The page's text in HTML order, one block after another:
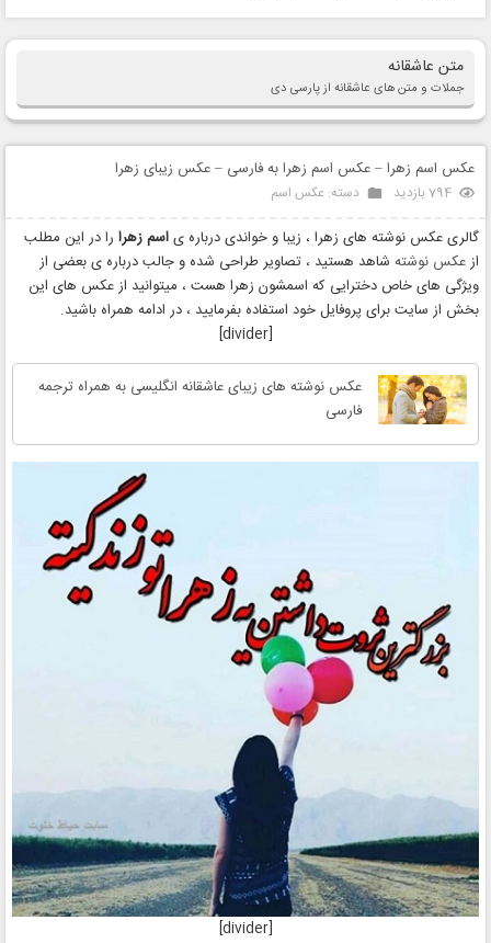
متن عاشقانه
جملات و متن های عاشقانه از پارسی دی
عکس اسم زهرا – عکس اسم زهرا به فارسی – عکس زیبای زهرا
794 بازدید دسته: عکس اسم
گالری عکس نوشته های زهرا ، زیبا و خواندی درباره ی اسم زهرا را در این مطلب
از عکس نوشته شاهد هستید ، تصاویر طراحی شده و جالب درباره ی بعضی از
ویژگی های خاص دخترایی که اسمشون زهرا هست ، میتوانید از عکس های این
بخش از سایت برای پروفایل خود استفاده بفرمایید ، در ادامه همراه باشید.
[divider]
عکس نوشته های زیبای عاشقانه انگلیسی به همراه ترجمه
فارسی
[divider]